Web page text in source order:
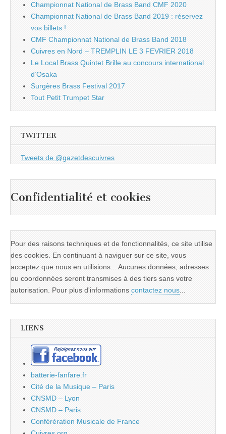
Championnat National de Brass Band CMF 2020
Championnat National de Brass Band 2019 : réservez
vos billets !
CMF Championnat National de Brass Band 2018
Cuivres en Nord – TREMPLIN LE 3 FEVRIER 2018
Le Local Brass Quintet Brille au concours international
d’Osaka
Surgères Brass Festival 2017
Tout Petit Trumpet Star
TWITTER
Tweets de @gazetdescuivres
Confidentialité et cookies
Pour des raisons techniques et de fonctionnalités, ce site utilise
des cookies. En continuant à naviguer sur ce site, vous
acceptez que nous en utilisions... Aucunes données, adresses
ou coordonnées seront transmises à des tiers sans votre
autorisation. Pour plus d'informations contactez nous...
LIENS
batterie-fanfare.fr
Cité de la Musique – Paris
CNSMD – Lyon
CNSMD – Paris
Conférération Musicale de France